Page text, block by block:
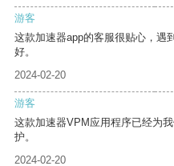
游客
这款加速器app的客服很贴心，遇
好。
2024-02-20
游客
这款加速器VPM应用程序已经为
护。
2024-02-20